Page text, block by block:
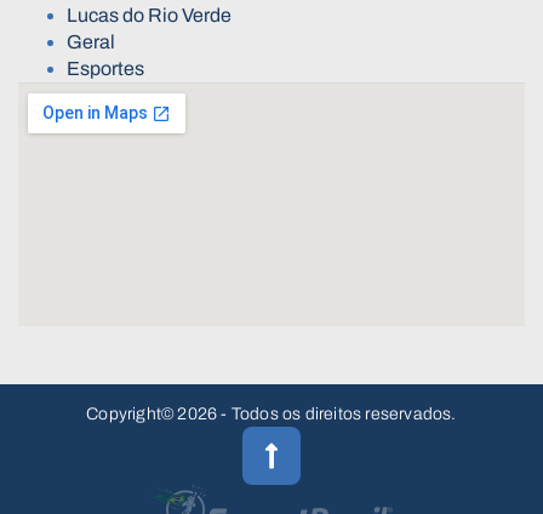
Lucas do Rio Verde
Geral
Esportes
Copyright© 2026 - Todos os direitos reservados.